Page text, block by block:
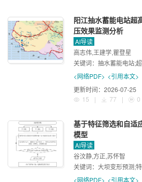
阳江抽水蓄能电站超
压效果监测分析
AI导读
高志伟,王建学,瞿登星
关键词： 抽水蓄能电站;超高水头
<网络PDF> <引用本文>
更新时间： 2026-07-25
15
| 77 | 0
基于特征筛选和自适
模型
AI导读
谷汶静,方正,苏怀智
关键词： 大坝变形预测;特征选择;交叉验证;
<网络PDF> <引用本文>